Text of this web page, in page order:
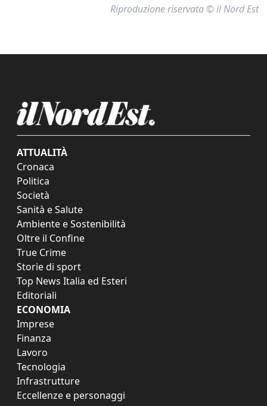
Riproduzione riservata © il Nord Est
ATTUALITÀ
Cronaca
Politica
Società
Sanità e Salute
Ambiente e Sostenibilità
Oltre il Confine
True Crime
Storie di sport
Top News Italia ed Esteri
Editoriali
ECONOMIA
Imprese
Finanza
Lavoro
Tecnologia
Infrastrutture
Eccellenze e personaggi